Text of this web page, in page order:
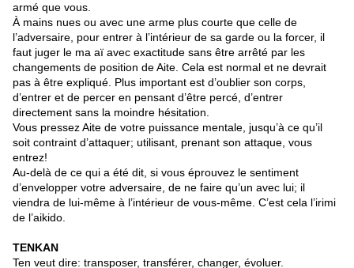
armé que vous.
À mains nues ou avec une arme plus courte que celle de
l’adversaire, pour entrer à l’intérieur de sa garde ou la forcer, il
faut juger le ma aï avec exactitude sans être arrêté par les
changements de position de Aite. Cela est normal et ne devrait
pas à être expliqué. Plus important est d’oublier son corps,
d’entrer et de percer en pensant d’être percé, d’entrer
directement sans la moindre hésitation.
Vous pressez Aite de votre puissance mentale, jusqu’à ce qu’il
soit contraint d’attaquer; utilisant, prenant son attaque, vous
entrez!
Au-delà de ce qui a été dit, si vous éprouvez le sentiment
d’envelopper votre adversaire, de ne faire qu’un avec lui; il
viendra de lui-même à l’intérieur de vous-même. C’est cela l’irimi
de l’aikido.
TENKAN
Ten veut dire: transposer, transférer, changer, évoluer.